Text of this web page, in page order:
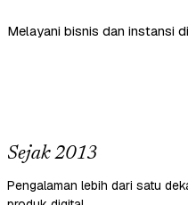
Melayani bisnis dan instansi
Sejak 2013
Pengalaman lebih dari satu